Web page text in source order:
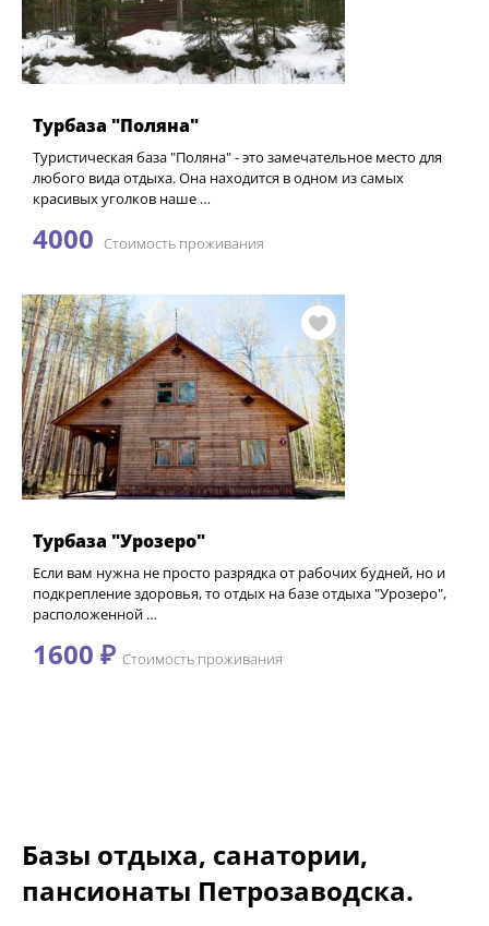
Турбаза "Поляна"
Туристическая база "Поляна" - это замечательное место для
любого вида отдыха. Она находится в одном из самых
красивых уголков наше …
4000 Стоимость проживания
Турбаза "Урозеро"
Если вам нужна не просто разрядка от рабочих будней, но и
подкрепление здоровья, то отдых на базе отдыха "Урозеро",
расположенной …
1600 ₽ Стоимость проживания
Базы отдыха, санатории,
пансионаты Петрозаводска.